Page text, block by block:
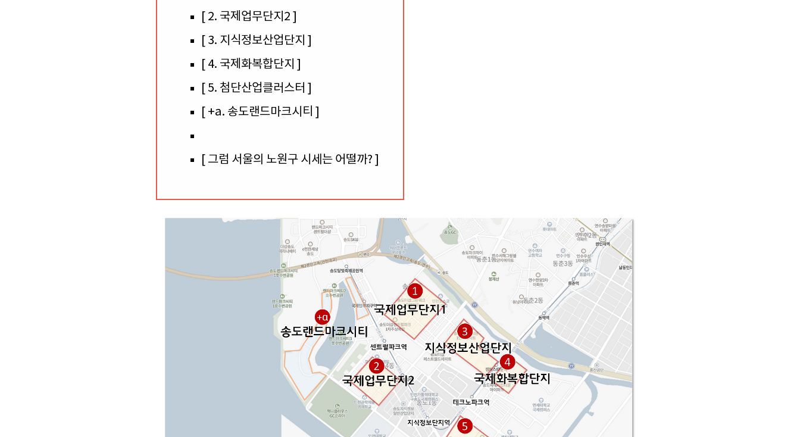
[ 2. 국제업무단지2 ]
[ 3. 지식정보산업단지 ]
[ 4. 국제화복합단지 ]
[ 5. 첨단산업클러스터 ]
[ +a. 송도랜드마크시티 ]
[ 그럼 서울의 노원구 시세는 어떨까? ]